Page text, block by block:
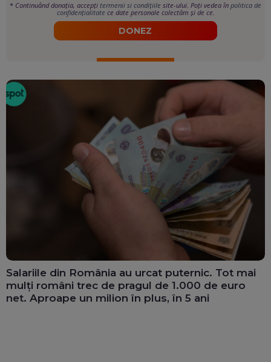
* Continuând donația, accepți termenii si condițiile site-ului. Poți vedea în politica de
confidențialitate ce date personale colectăm și de ce.
DONEZ
Salariile din România au urcat puternic. Tot mai
mulți români trec de pragul de 1.000 de euro
net. Aproape un milion în plus, în 5 ani